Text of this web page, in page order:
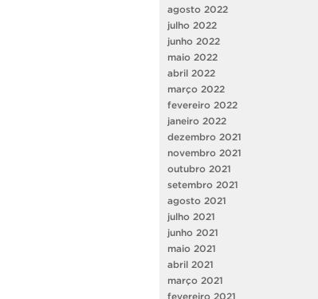
agosto 2022
julho 2022
junho 2022
maio 2022
abril 2022
março 2022
fevereiro 2022
janeiro 2022
dezembro 2021
novembro 2021
outubro 2021
setembro 2021
agosto 2021
julho 2021
junho 2021
maio 2021
abril 2021
março 2021
fevereiro 2021